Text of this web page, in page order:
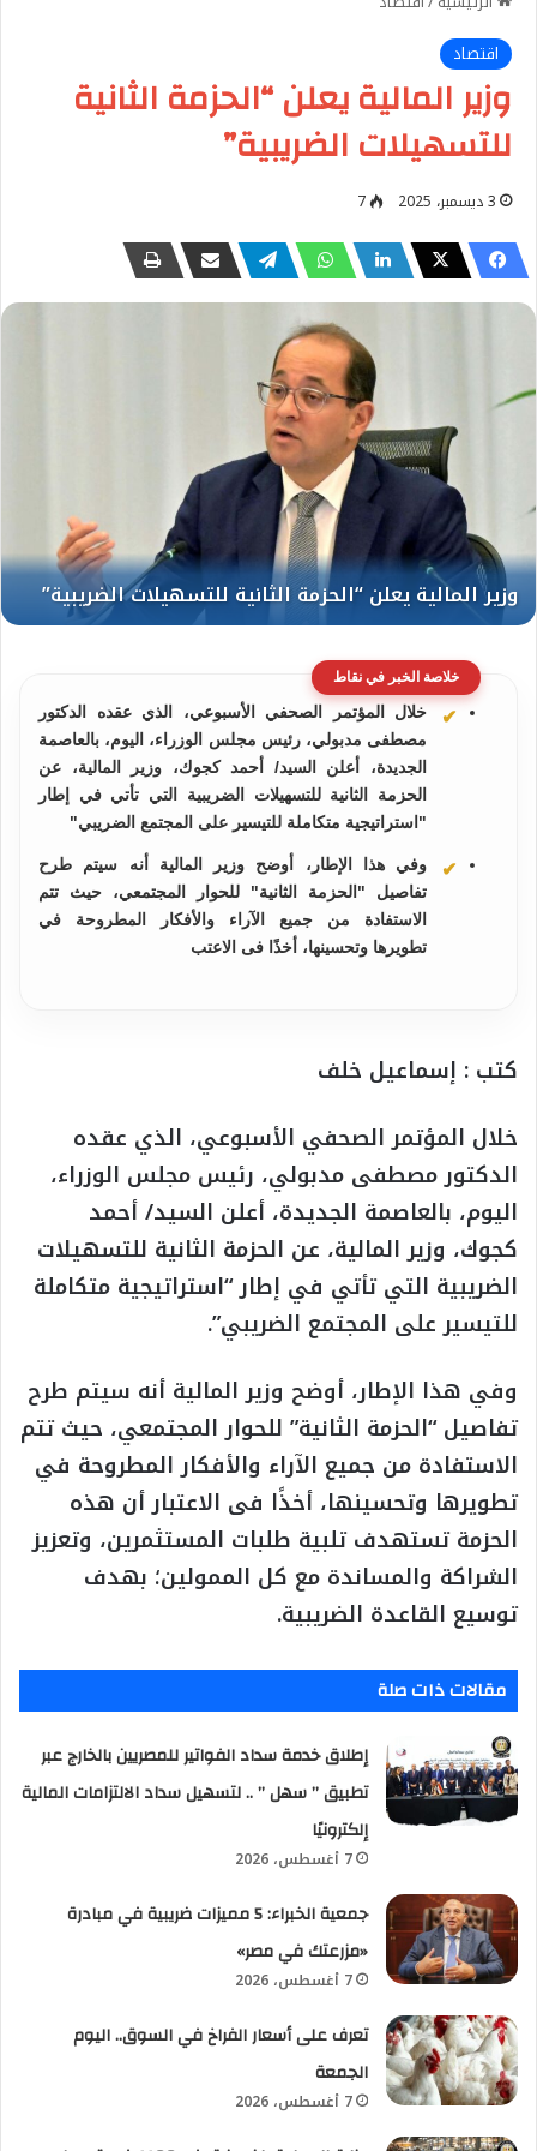
اقتصاد
وزير المالية يعلن “الحزمة الثانية
للتسهيلات الضريبية”
3 ديسمبر، 2025 7
خلاصة الخبر في نقاط
خلال المؤتمر الصحفي الأسبوعي، الذي عقده الدكتور
مصطفى مدبولي، رئيس مجلس الوزراء، اليوم، بالعاصمة
الجديدة، أعلن السيد/ أحمد كجوك، وزير المالية، عن
الحزمة الثانية للتسهيلات الضريبية التي تأتي في إطار
"استراتيجية متكاملة للتيسير على المجتمع الضريبي"
وفي هذا الإطار، أوضح وزير المالية أنه سيتم طرح
تفاصيل "الحزمة الثانية" للحوار المجتمعي، حيث تتم
الاستفادة من جميع الآراء والأفكار المطروحة في
تطويرها وتحسينها، أخذًا فى الاعتب
كتب : إسماعيل خلف
خلال المؤتمر الصحفي الأسبوعي، الذي عقده
الدكتور مصطفى مدبولي، رئيس مجلس الوزراء،
اليوم، بالعاصمة الجديدة، أعلن السيد/ أحمد
كجوك، وزير المالية، عن الحزمة الثانية للتسهيلات
الضريبية التي تأتي في إطار “استراتيجية متكاملة
للتيسير على المجتمع الضريبي”.
وفي هذا الإطار، أوضح وزير المالية أنه سيتم طرح
تفاصيل “الحزمة الثانية” للحوار المجتمعي، حيث تتم
الاستفادة من جميع الآراء والأفكار المطروحة في
تطويرها وتحسينها، أخذًا فى الاعتبار أن هذه
الحزمة تستهدف تلبية طلبات المستثمرين، وتعزيز
الشراكة والمساندة مع كل الممولين؛ بهدف
توسيع القاعدة الضريبية.
مقالات ذات صلة
إطلاق خدمة سداد الفواتير للمصريين بالخارج عبر
تطبيق ” سهل ” .. لتسهيل سداد الالتزامات المالية
إلكترونيًا
7 أغسطس، 2026
جمعية الخبراء: 5 مميزات ضريبية في مبادرة
«مزرعتك في مصر»
7 أغسطس، 2026
تعرف على أسعار الفراخ في السوق.. اليوم
الجمعة
7 أغسطس، 2026